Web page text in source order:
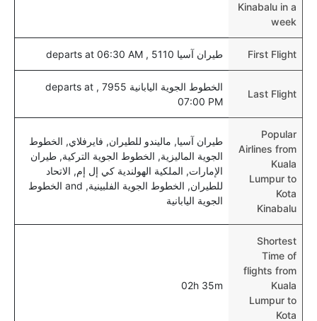
Kinabalu in a
week
First Flight طيران آسيا 5110 , departs at 06:30 AM
Last Flight
الخطوط الجوية اليابانية 7955 , departs at
07:00 PM
Popular
Airlines from
Kuala
Lumpur to
Kota
Kinabalu
طيران آسيا, ماليندو للطيران, فايرفلاي, الخطوط
الجوية الماليزية, الخطوط الجوية التركية, طيران
الإمارات, الملكية الهولندية كي إل إم, الاتحاد
للطيران, الخطوط الجوية الفلبينية, and الخطوط
الجوية اليابانية
Shortest
Time of
flights from
Kuala
Lumpur to
Kota
02h 35m